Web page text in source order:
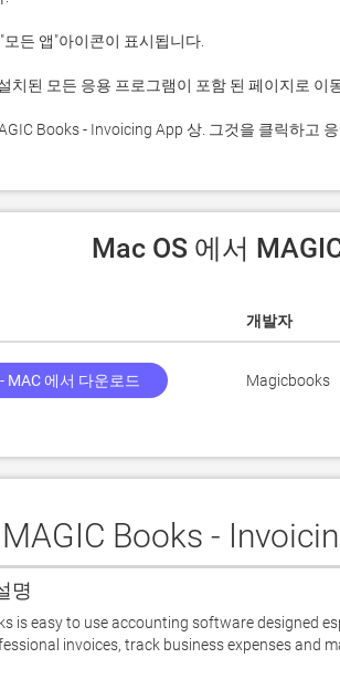
Books - Invoicing App 상. 그것을 클릭하고
Mac OS 에서
개발자
MAC 에서 다운로드 Magicbooks
Books -
명
is easy to use accounting software designed
invoices, track business expenses and